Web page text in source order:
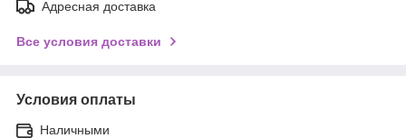
Адресная доставка
Все условия доставки
Условия оплаты
Наличными